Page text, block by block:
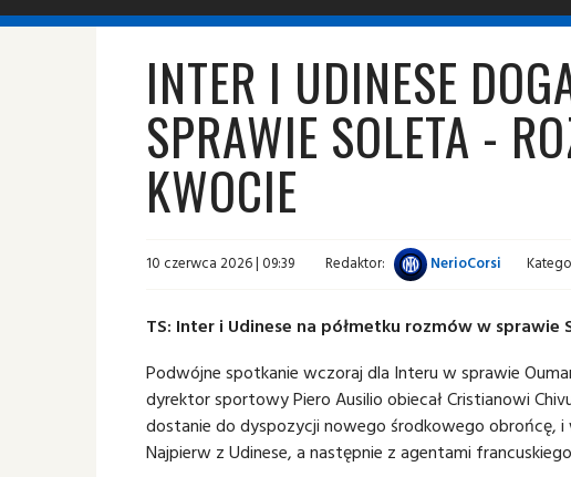
INTER I UDINESE
SPRAWIE SOLETA -
KWOCIE
10 czerwca 2026 | 09:39 Redaktor: NerioCorsi
TS: Inter i Udinese na półmetku rozmów w
Podwójne spotkanie wczoraj dla Interu w sprawie
dyrektor sportowy Piero Ausilio obiecał Cristianowi
dostanie do dyspozycji nowego środkowego obrońcę, i
Najpierw z Udinese, a następnie z agentami